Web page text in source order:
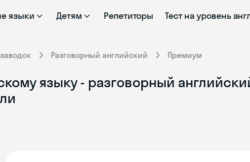
языки Детям Репетиторы Тест на уровень
Разговорный английский Премиум
языку - разговорный